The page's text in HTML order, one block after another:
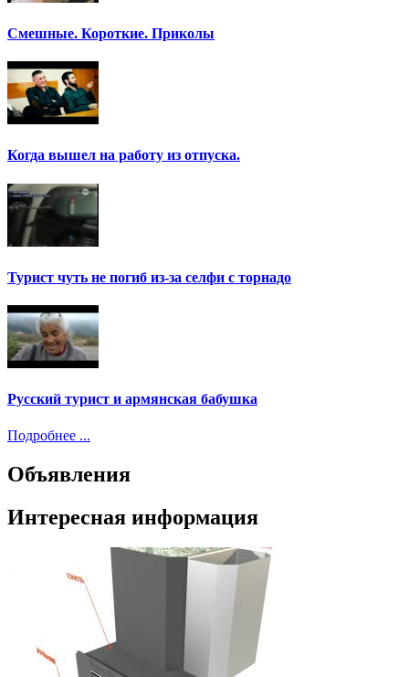
Смешные. Короткие. Приколы
Когда вышел на работу из отпуска.
Турист чуть не погиб из-за селфи с торнадо
Русский турист и армянская бабушка
Подробнее ...
Объявления
Интересная информация